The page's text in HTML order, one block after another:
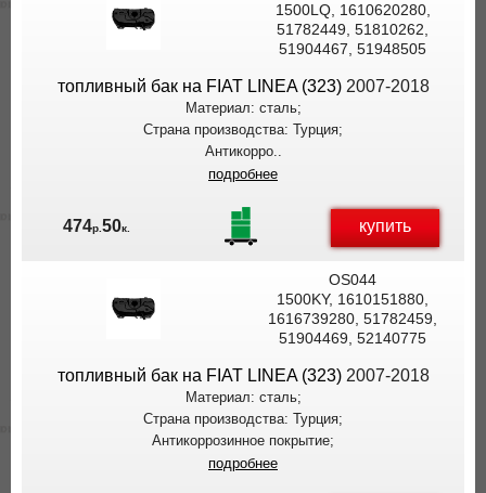
1500LQ, 1610620280,
51782449, 51810262,
51904467, 51948505
топливный бак на FIAT LINEA (323)2007-2018
Материал: сталь;
Страна производства: Турция;
Антикорро..
подробнее
474р. 50к. купить
OS044
1500KY, 1610151880,
1616739280, 51782459,
51904469, 52140775
топливный бак на FIAT LINEA (323)2007-2018
Материал: сталь;
Страна производства: Турция;
Антикоррозинное покрытие;
подробнее